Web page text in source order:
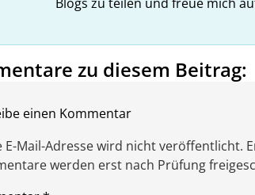
zu diesem Beitrag:
einen Kommentar
E-Mail-Adresse wird nicht veröffentlicht.
werden erst nach Prüfung